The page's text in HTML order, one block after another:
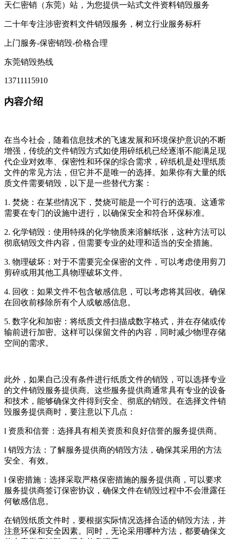
天仁密销（东莞）站，为您提供一站式文件资料销毁服务
二十年专注涉密资料文件销毁服务，树立行业服务标杆
上门服务-保密销毁-价格合理
东莞销毁热线
13711115910
内容介绍
在当今社会，随着信息技术的飞速发展和环境保护意识的不断
增强，传统的文件销毁方式如使用碎纸机已经逐渐不能满足现
代企业对效率、保密性和环保的综合需求，碎纸机是处理纸质
文件的常见方法，但它并不是唯一的选择。如果你有大量的纸
质文件需要销毁，以下是一些替代方案：
1. 焚烧：在某些情况下，焚烧可能是一个可行的选项。这通常
需要在专门的设施中进行，以确保安全和符合环保标准。
2. 化学销毁：使用特殊的化学物质来溶解纸张，这种方法可以
彻底销毁文件内容，但需要专业的处理和适当的安全措施。
3. 物理破坏：对于不需要完全保密的文件，可以考虑使用剪刀
剪碎或用其他工具物理破坏文件。
4. 回收：如果文件不包含敏感信息，可以考虑将其回收。确保
在回收前移除所有个人或敏感信息。
5. 数字化和加密：将纸质文件扫描成数字格式，并在存储或传
输前进行加密。这样可以保留文件的内容，同时减少物理存储
空间的需求。
此外，如果自己没有条件进行纸质文件的销毁，可以选择专业
的文件销毁服务提供商。这些服务提供商通常具有专业的设备
和技术，能够确保文件得到安全、彻底的销毁。在选择文件销
毁服务提供商时，要注意以下几点：
l 资质和信誉：选择具有相关资质和良好信誉的服务提供商。
l 销毁方法：了解服务提供商的销毁方法，确保其采用的方法
安全、有效。
l 保密措施：选择采取严格保密措施的服务提供商，可以要求
服务提供商签订保密协议，确保文件在销毁过程中不会泄露任
何敏感信息。
在销毁纸质文件时，要根据实际情况选择合适的销毁方法，并
注意环保和安全因素。同时，无论采用哪种方法，都要确保文